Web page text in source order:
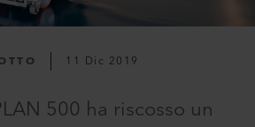
11 Dic 2019
500 ha riscosso un